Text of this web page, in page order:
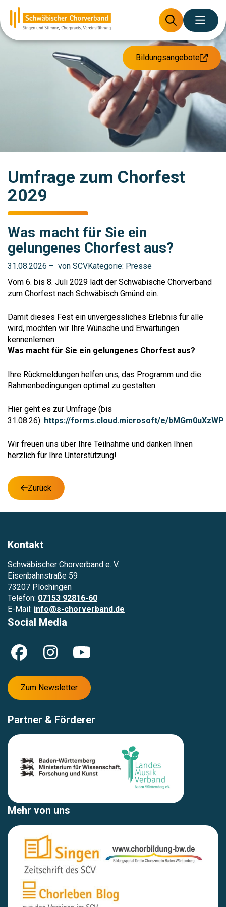
Bildungsangebote
Umfrage zum Chorfest
2029
Was macht für Sie ein
gelungenes Chorfest aus?
31.08.2026 – von SCVKategorie: Presse
Vom 6. bis 8. Juli 2029 lädt der Schwäbische Chorverband
zum Chorfest nach Schwäbisch Gmünd ein.
Damit dieses Fest ein unvergessliches Erlebnis für alle
wird, möchten wir Ihre Wünsche und Erwartungen
kennenlernen:
Was macht für Sie ein gelungenes Chorfest aus?
Ihre Rückmeldungen helfen uns, das Programm und die
Rahmenbedingungen optimal zu gestalten.
Hier geht es zur Umfrage (bis
31.08.26): https://forms.cloud.microsoft/e/bMGm0uXzWP
Wir freuen uns über Ihre Teilnahme und danken Ihnen
herzlich für Ihre Unterstützung!
Zurück
Kontakt
Schwäbischer Chorverband e. V.
Eisenbahnstraße 59
73207 Plochingen
Telefon: 07153 92816-60
E-Mail: info@s-chorverband.de
Social Media
Zum Newsletter
Partner & Förderer
Mehr von uns